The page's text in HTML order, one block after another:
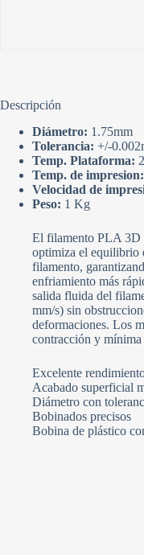
Descripción
Diámetro: 1.75mm
Tolerancia: +/-
Temp. Plataforma:
Temp. de impresion:
Velocidad de
Peso: 1 Kg
El filamento PLA 3D
optimiza el equilibrio
filamento,
enfriamiento más
salida fluida del
mm/s) sin
deformaciones. Los
contracción y
Excelente
Acabado superficial
Diámetro con
Bobinados precisos
Bobina de plástico